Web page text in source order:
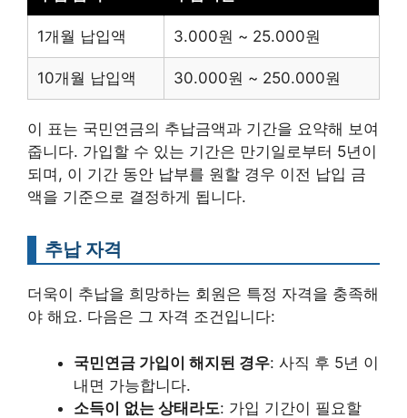
1개월 납입액 3.000원 ~ 25.000원
10개월 납입액 30.000원 ~ 250.000원
이 표는 국민연금의 추납금액과 기간을 요약해 보여
줍니다. 가입할 수 있는 기간은 만기일로부터 5년이
되며, 이 기간 동안 납부를 원할 경우 이전 납입 금
액을 기준으로 결정하게 됩니다.
추납 자격
더욱이 추납을 희망하는 회원은 특정 자격을 충족해
야 해요. 다음은 그 자격 조건입니다:
국민연금 가입이 해지된 경우: 사직 후 5년 이
내면 가능합니다.
소득이 없는 상태라도: 가입 기간이 필요할